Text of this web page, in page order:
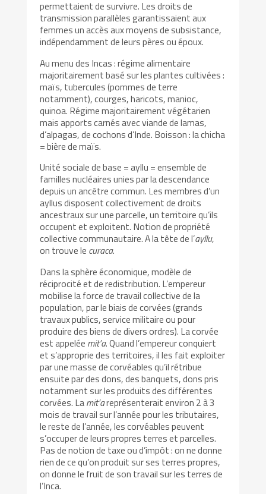
permettaient de survivre. Les droits de
transmission parallèles garantissaient aux
femmes un accès aux moyens de subsistance,
indépendamment de leurs pères ou époux.
Au menu des Incas : régime alimentaire
majoritairement basé sur les plantes cultivées :
maïs, tubercules (pommes de terre
notamment), courges, haricots, manioc,
quinoa. Régime majoritairement végétarien
mais apports carnés avec viande de lamas,
d’alpagas, de cochons d’Inde. Boisson : la chicha
= bière de maïs.
Unité sociale de base = ayllu = ensemble de
familles nucléaires unies par la descendance
depuis un ancêtre commun. Les membres d’un
ayllus disposent collectivement de droits
ancestraux sur une parcelle, un territoire qu’ils
occupent et exploitent. Notion de propriété
collective communautaire. A la tête de l’ayllu,
on trouve le curaca.
Dans la sphère économique, modèle de
réciprocité et de redistribution. L’empereur
mobilise la force de travail collective de la
population, par le biais de corvées (grands
travaux publics, service militaire ou pour
produire des biens de divers ordres). La corvée
est appelée mit’a. Quand l’empereur conquiert
et s’approprie des territoires, il les fait exploiter
par une masse de corvéables qu’il rétribue
ensuite par des dons, des banquets, dons pris
notamment sur les produits des différentes
corvées. Lamit’areprésenterait environ 2 à 3
mois de travail sur l’année pour les tributaires,
le reste de l’année, les corvéables peuvent
s’occuper de leurs propres terres et parcelles.
Pas de notion de taxe ou d’impôt : on ne donne
rien de ce qu’on produit sur ses terres propres,
on donne le fruit de son travail sur les terres de
l’Inca.